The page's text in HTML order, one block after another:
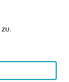
zu.